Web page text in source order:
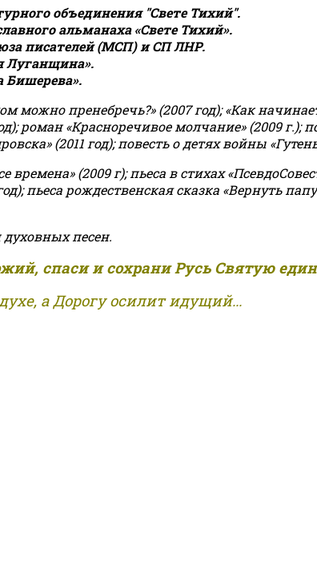
объединения "Свете Тихий".
альманаха «Свете Тихий».
писателей (МСП) и СП ЛНР.
Луганщина».
Бишерева».
можно пренебречь?» (2007 год); «Как
роман «Красноречивое молчание» (2009
(2011 год); повесть о детях войны
(2009 г); пьеса в стихах
пьеса рождественская сказка «Вернуть
песен.
спаси и сохрани Русь Святую
а Дорогу осилит идущий...